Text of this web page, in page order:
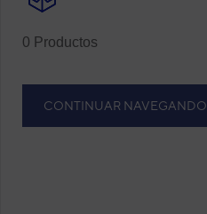
0 Productos
CONTINUAR NAVEGANDO